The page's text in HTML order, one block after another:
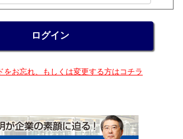
お忘れ、もしくは変更する方はコチラ